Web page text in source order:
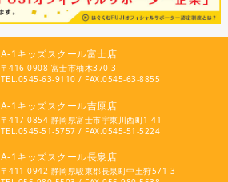
A-1キッズスクール富士店
〒416-0908 富士市柚木370-3
TEL.0545-63-9110 / FAX.0545-63-8855
A-1キッズスクール吉原店
〒417-0854 静岡県富士市宇東川西町1-41
TEL.0545-51-5757 / FAX.0545-51-5224
A-1キッズスクール長泉店
〒411-0942 静岡県駿東郡長泉町中土狩571-3